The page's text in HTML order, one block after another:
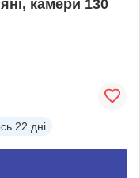
камери 130
22 дні